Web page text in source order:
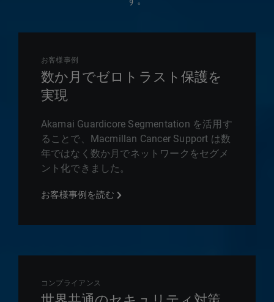
お客様事例
数か月でゼロトラスト保護を
実現
Akamai Guardicore Segmentation を活用す
ることで、Macmillan Cancer Support は数
年ではなく数か月でネットワークをセグメ
ント化できました。
お客様事例を読む
コンプライアンス